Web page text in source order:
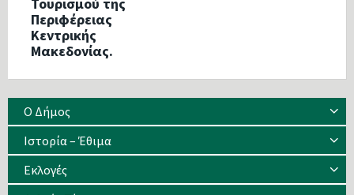
Τουρισμού της
Περιφέρειας
Κεντρικής
Μακεδονίας.
Ο Δήμος
Ιστορία – Έθιμα
Eκλογές